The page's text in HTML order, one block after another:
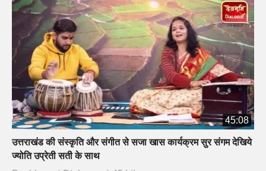
45:08
उत्तराखंड की संस्कृति और संगीत से सजा खास कार्यक्रम सुर संगम देखिये
ज्योति उप्रेती सती के साथ